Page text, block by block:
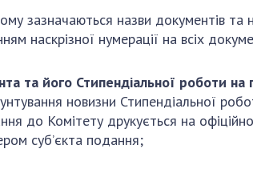
зазначаються назви документів
наскрізної нумерації на всіх
та його Стипендіальної роботи
новизни Стипендіальної
до Комітету друкується на
суб’єкта подання;